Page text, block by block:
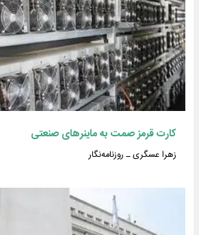
کارت قرمز صمت به ماینرهای صنعتی
زهرا عسگری ـ روزنامه‌نگار